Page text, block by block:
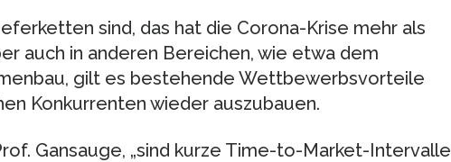
sind, das hat die Corona-Krise mehr als
auch in anderen Bereichen, wie etwa dem
gilt es bestehende Wettbewerbsvorteile
Konkurrenten wieder auszubauen.
Gansauge, „sind kurze Time-to-Market-Intervalle